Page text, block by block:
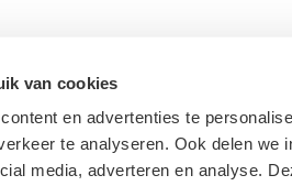
van cookies
en advertenties te
te analyseren. Ook delen we
media, adverteren en analyse.